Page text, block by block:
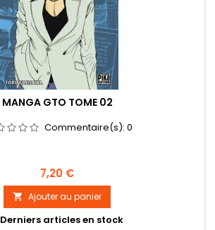
MANGA GTO TOME 02
Commentaire(s): 0
Prix
7,20 €
 Ajouter au panier
Derniers articles en stock